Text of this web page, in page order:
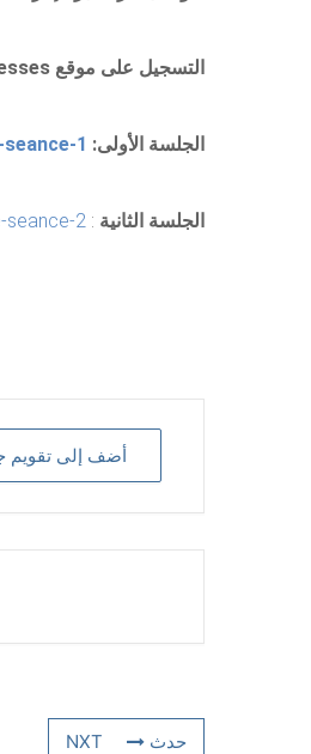
التسجيل على موقع La Maison des sagesses:
الجلسة الأولى: 1/
الجلسة الثانية :
2/
أضف إلى تقويم
حدث NXT